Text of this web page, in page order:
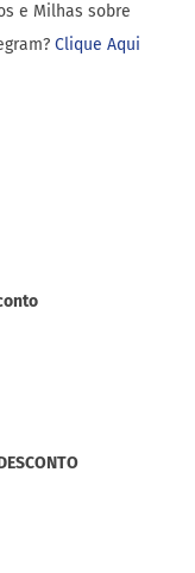
e Milhas sobre
Clique Aqui